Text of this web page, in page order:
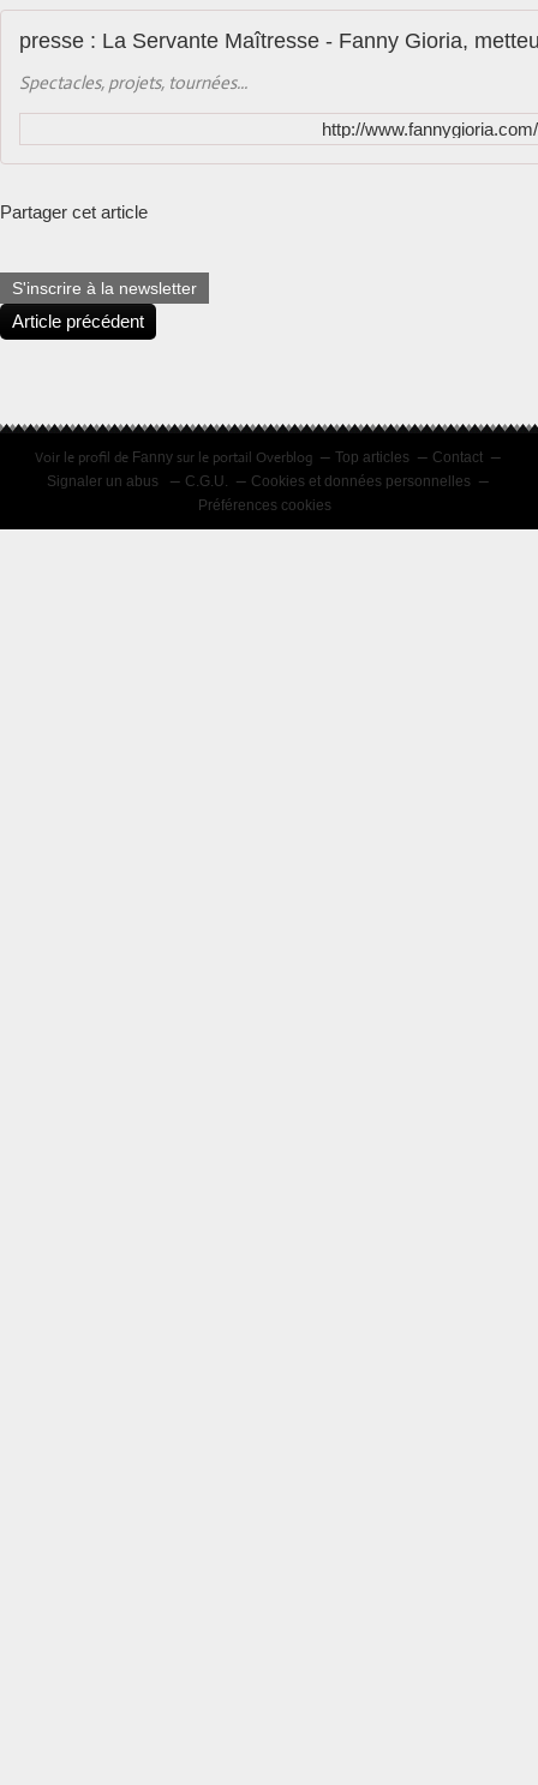
presse : La Servante Maîtresse - Fanny Gioria,
Spectacles, projets, tournées...
http://
Partager cet article
S'inscrire à la newsletter
Article précédent
Voir le profil de Fanny sur le portail Overblog Top articles
Contact
Signaler un abus
C.G.U.
Cookies et données personnelles
Préférences cookies